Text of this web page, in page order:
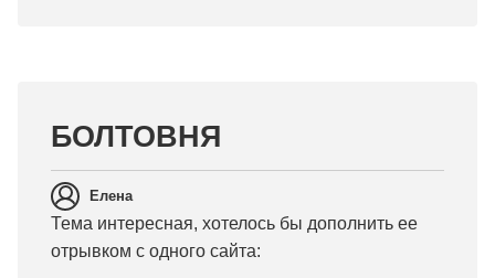
БОЛТОВНЯ
Елена
Тема интересная, хотелось бы дополнить ее
отрывком с одного сайта: